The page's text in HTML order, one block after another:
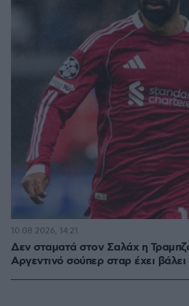
Δεν σταματά στον Σαλάχ η
Αργεντινό σούπερ σταρ έχει βάλει
10.08.2026, 14:21